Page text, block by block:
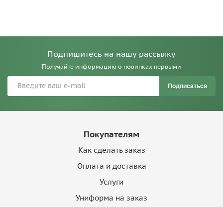
Подпишитесь на нашу рассылку
Получайте информацию о новинках первыми
Подписаться
Покупателям
Как сделать заказ
Оплата и доставка
Услуги
Униформа на заказ